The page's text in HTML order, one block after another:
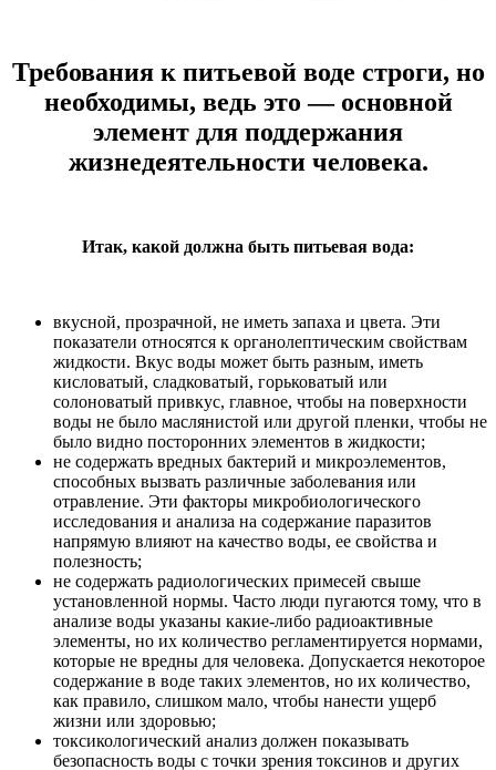
Требования к питьевой воде строги, но
необходимы, ведь это — основной
элемент для поддержания
жизнедеятельности человека.
Итак, какой должна быть питьевая вода:
вкусной, прозрачной, не иметь запаха и цвета. Эти
показатели относятся к органолептическим свойствам
жидкости. Вкус воды может быть разным, иметь
кисловатый, сладковатый, горьковатый или
солоноватый привкус, главное, чтобы на поверхности
воды не было маслянистой или другой пленки, чтобы не
было видно посторонних элементов в жидкости;
не содержать вредных бактерий и микроэлементов,
способных вызвать различные заболевания или
отравление. Эти факторы микробиологического
исследования и анализа на содержание паразитов
напрямую влияют на качество воды, ее свойства и
полезность;
не содержать радиологических примесей свыше
установленной нормы. Часто люди пугаются тому, что в
анализе воды указаны какие-либо радиоактивные
элементы, но их количество регламентируется нормами,
которые не вредны для человека. Допускается некоторое
содержание в воде таких элементов, но их количество,
как правило, слишком мало, чтобы нанести ущерб
жизни или здоровью;
токсикологический анализ должен показывать
безопасность воды с точки зрения токсинов и других